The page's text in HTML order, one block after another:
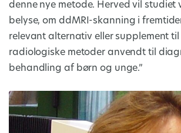
denne nye metode. Herved vil
belyse, om ddMRI-skanning i
relevant alternativ eller supplement
radiologiske metoder anvendt til
behandling af børn og unge.”